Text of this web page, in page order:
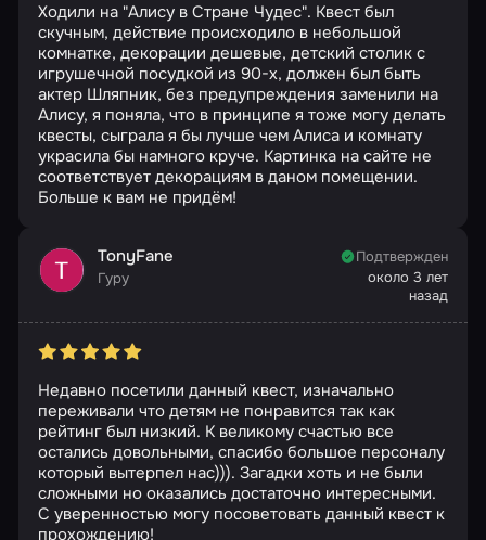
Ходили на "Алису в Стране Чудес". Квест был
скучным, действие происходило в небольшой
комнатке, декорации дешевые, детский столик с
игрушечной посудкой из 90-х, должен был быть
актер Шляпник, без предупреждения заменили на
Алису, я поняла, что в принципе я тоже могу делать
квесты, сыграла я бы лучше чем Алиса и комнату
украсила бы намного круче. Картинка на сайте не
соответствует декорациям в даном помещении.
Больше к вам не придём!
TonyFane
Гуру
Подтвержден
около 3 лет
назад
Недавно посетили данный квест, изначально
переживали что детям не понравится так как
рейтинг был низкий. К великому счастью все
остались довольными, спасибо большое персоналу
который вытерпел нас))). Загадки хоть и не были
сложными но оказались достаточно интересными.
С уверенностью могу посоветовать данный квест к
прохождению!